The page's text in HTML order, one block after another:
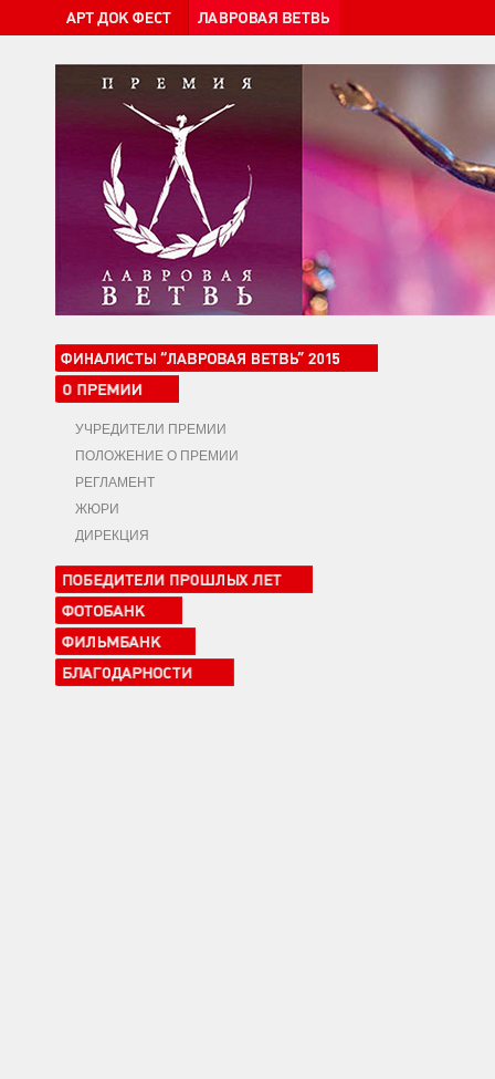
УЧРЕДИТЕЛИ ПРЕМИИ
ПОЛОЖЕНИЕ О ПРЕМИИ
РЕГЛАМЕНТ
ЖЮРИ
ДИРЕКЦИЯ